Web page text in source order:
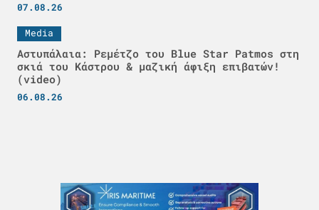
07.08.26
Media
Αστυπάλαια: Ρεμέτζο του Blue Star Patmos στη
σκιά του Κάστρου & μαζική άφιξη επιβατών!
(video)
06.08.26